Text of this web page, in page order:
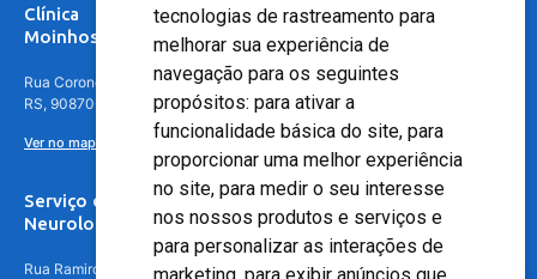
tecnologias de rastreamento para
melhorar sua experiência de
navegação para os seguintes
propósitos: para ativar a
funcionalidade básica do site, para
proporcionar uma melhor experiência
no site, para medir o seu interesse
nos nossos produtos e serviços e
para personalizar as interações de
Clínica
Moinhos de Vento - Teresópolis
Rua Coronel Aparício Borges, 250 - 3º andar - Teresópolis, Porto Alegre -
RS, 90870-016
Ver no mapa
Serviço de
Neurologia
Rua Ramiro Barcelos, 630 – 5º andar – Floresta, Porto Alegre – RS,